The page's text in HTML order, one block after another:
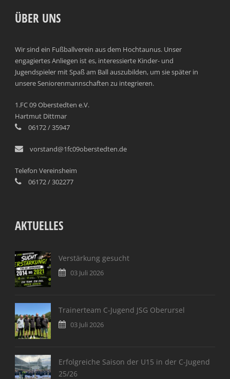
ÜBER UNS
Wir sind ein Fußballverein aus dem Hochtaunus. Unser
engagiertes Anliegen ist es, interessierte Kinder- und
Jugendspieler mit Spaß am Ball auszubilden, um sie später in
unsere Seniorenmannschaften zu integrieren.
1.FC 09 Oberstedten e.V.
Hartmut Dittmar
06172 / 35947
vorstand@1fc09oberstedten.de
Telefon Vereinsheim
06172 / 302277
AKTUELLES
Verstärkung gesucht
03 Juli 2026
Trainerteam C-Jugend JSG Oberursel
03 Juli 2026
Erfolgreiche Saison der U15 in der C-Jugend
25/26